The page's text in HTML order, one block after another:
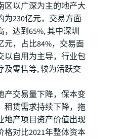
区以广深为主的地产大
为230亿元，交易方面
达到65%, 其中深圳
元，占比84%，交易面
以自用为主导，行业包
及零售等, 较为活跃交
产交易量下降，保本变
租赁需求持续下降，拖
地产项目资产价值出现
格对比2021年整体资本